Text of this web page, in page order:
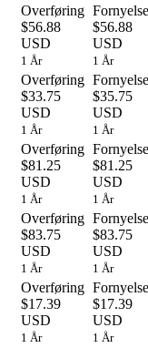
Overføring
$56.88
USD
1 År
Fornyelse
$56.88
USD
1 År
Overføring
$33.75
USD
1 År
Fornyelse
$35.75
USD
1 År
Overføring
$81.25
USD
1 År
Fornyelse
$81.25
USD
1 År
Overføring
$83.75
USD
1 År
Fornyelse
$83.75
USD
1 År
Overføring
$17.39
USD
1 År
Fornyelse
$17.39
USD
1 År